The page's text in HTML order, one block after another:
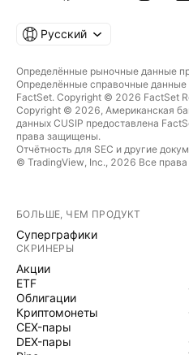
Русский
Определённые рыночные данные
Определённые справочные
FactSet. Copyright © 2026 FactSet
Copyright © 2026, Американская
данных CUSIP предоставлена
права защищены.
Отчётность для SEC и другие
© TradingView, Inc., 2026 Все
БОЛЬШЕ, ЧЕМ ПРОДУКТ
Суперграфики
СКРИНЕРЫ
Акции
ETF
Облигации
Криптомонеты
CEX-пары
DEX-пары